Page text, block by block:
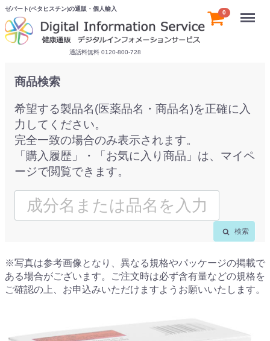
ゼバート(ベタヒスチン)の通販・個人輸入
通話料無料 0120-800-728
0 Menu
商品検索
希望する製品名(医薬品名・商品名)を正確に入
力してください。
完全一致の場合のみ表示されます。
「購入履歴」・「お気に入り商品」は、マイペ
ージで閲覧できます。
検索
※写真は参考画像となり、異なる規格やパッケージの掲載で
ある場合がございます。ご注文時は必ず含有量などの規格を
ご確認の上、お申込みいただけますようお願いいたします。